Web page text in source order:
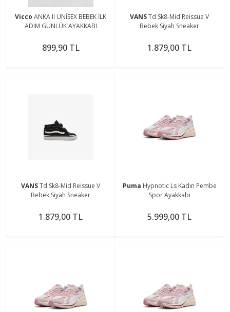
Vicco ANKA II UNİSEX BEBEK İLK
ADIM GÜNLÜK AYAKKABI
899,90 TL
VANSTd Sk8-Mid Reissue V
Bebek Siyah Sneaker
1.879,00 TL
VANSTd Sk8-Mid Reissue V
Bebek Siyah Sneaker
1.879,00 TL
Puma Hypnotic Ls Kadın Pembe
Spor Ayakkabı
5.999,00 TL